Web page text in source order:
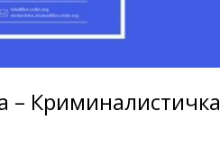
– Криминалистичка